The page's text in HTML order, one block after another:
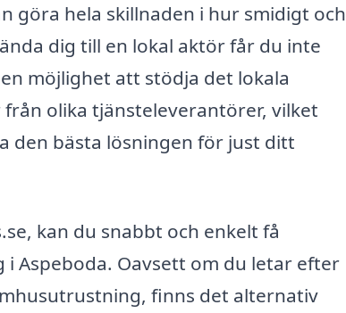
göra hela skillnaden i hur smidigt och
dig till en lokal aktör får du inte
möjlighet att stödja det lokala
olika tjänsteleverantörer, vilket
den bästa lösningen för just ditt
kan du snabbt och enkelt få
Aspeboda. Oavsett om du letar efter
finns det alternativ